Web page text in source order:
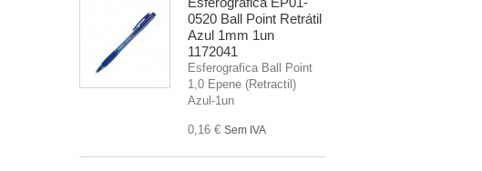
0520 Ball Point Retrátil
Azul 1mm 1un
1172041
Esferografica Ball Point
1,0 Epene (Retractil)
Azul-1un
0,16 € Sem IVA